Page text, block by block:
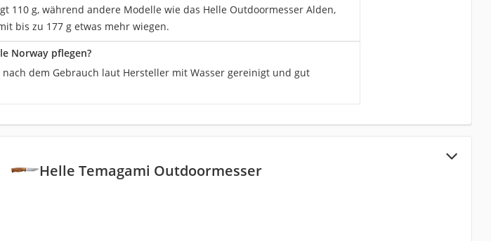
110 g, während andere Modelle wie das Helle Outdoormesser Alden,
bis zu 177 g etwas mehr wiegen.
Norway pflegen?
dem Gebrauch laut Hersteller mit Wasser gereinigt und gut
Helle Temagami Outdoormesser